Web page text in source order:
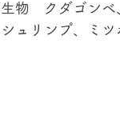
生物　クダゴン
シュリンプ、ミ